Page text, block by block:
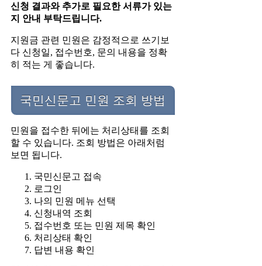
신청 결과와 추가로 필요한 서류가 있는
지 안내 부탁드립니다.
지원금 관련 민원은 감정적으로 쓰기보
다 신청일, 접수번호, 문의 내용을 정확
히 적는 게 좋습니다.
국민신문고 민원 조회 방법
민원을 접수한 뒤에는 처리상태를 조회
할 수 있습니다. 조회 방법은 아래처럼
보면 됩니다.
국민신문고 접속
로그인
나의 민원 메뉴 선택
신청내역 조회
접수번호 또는 민원 제목 확인
처리상태 확인
답변 내용 확인